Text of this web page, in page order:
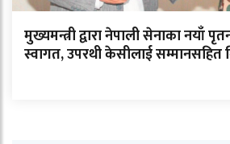
मुख्यमन्त्री द्वारा नेपाली सेनाका नयाँ
स्वागत, उपरथी केसीलाई सम्मानसहित